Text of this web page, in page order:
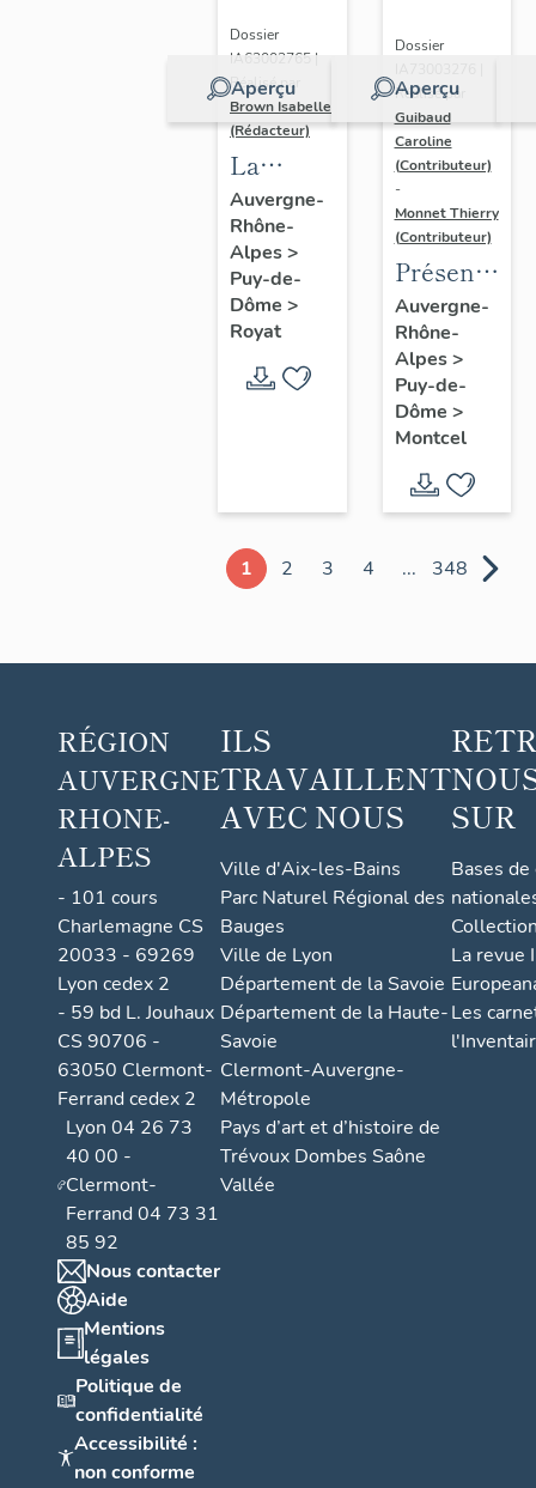
Aperçu
Dossier
IA63002765 |
Réalisé par
Brown Isabelle
(Rédacteur)
La
station
thermale
de
Royat-
Chamalières
Auvergne-
Rhône-
Alpes>
Puy-de-
Dôme >
Royat
Aperçu
Dossier
Réalisé par
Guibaud
Caroline
(Contributeur)
-
Monnet Thierry
(Contributeur)
de la
commune
de
Montcel
Auvergne-
Rhône-
Alpes>
Puy-de-
Dôme >
Montcel
1 2 3 4 ... 348
RÉGION
AUVERGNE
RHONE-
ALPES
- 101 cours
Charlemagne CS
20033 - 69269
Lyon cedex 2
- 59 bd L. Jouhaux
CS 90706 -
63050 Clermont-
Ferrand cedex 2
Lyon 04 26 73
40 00 -
Clermont-
Ferrand 04 73 31
85 92
Nous contacter
Aide
Mentions
légales
Politique de
confidentialité
Accessibilité :
non conforme
ILS
TRAVAILLENT
AVEC NOUS
Ville d'Aix-les-Bains
Parc Naturel Régional des
Bauges
Ville de Lyon
Département de la Savoie
Département de la Haute-
Savoie
Clermont-Auvergne-
Métropole
Pays d’art et d’histoire de
Trévoux Dombes Saône
Vallée
SUR
Bases
La revue
Les